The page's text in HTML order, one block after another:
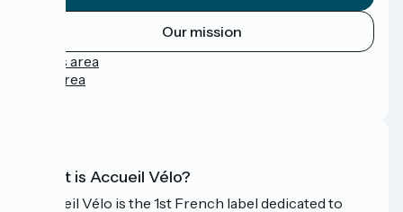
Our mission
Press area
Pro area
What is Accueil Vélo?
Accueil Vélo is the 1st French label dedicated to